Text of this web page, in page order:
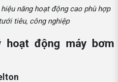
năng hoạt động cao phù hợp
tiêu, công nghiệp
hoạt động máy bơm